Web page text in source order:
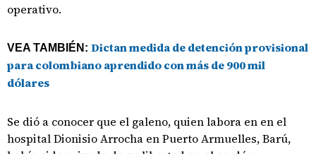
operativo.
VEA TAMBIÉN: Dictan medida de detención provisional
para colombiano aprendido con más de 900 mil
dólares
Se dió a conocer que el galeno, quien labora en en el
hospital Dionisio Arrocha en Puerto Armuelles, Barú,